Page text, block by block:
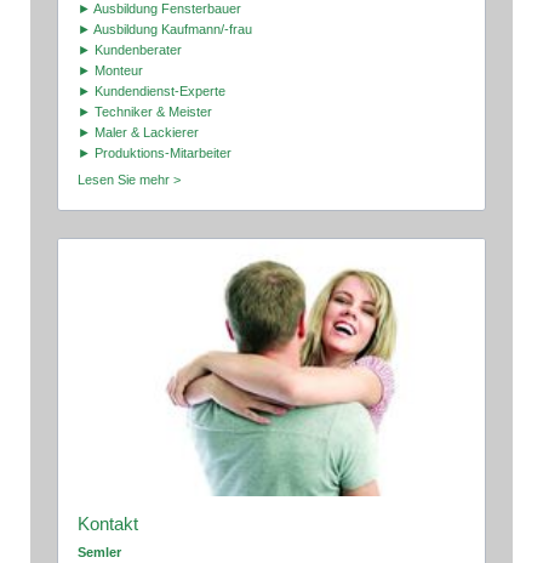
► Ausbildung Fensterbauer
► Ausbildung Kaufmann/-frau
► Kundenberater
► Monteur
► Kundendienst-Experte
► Techniker & Meister
► Maler & Lackierer
► Produktions-Mitarbeiter
Lesen Sie mehr >
Kontakt
Semler